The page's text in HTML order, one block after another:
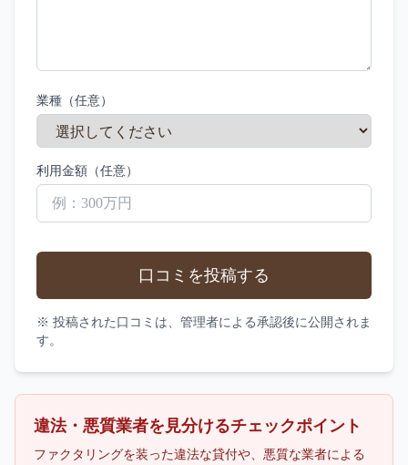
業種（任意）
利用金額（任意）
口コミを投稿する
※ 投稿された口コミは、管理者による承認後に公開されま
す。
違法・悪質業者を見分けるチェックポイント
ファクタリングを装った違法な貸付や、悪質な業者による